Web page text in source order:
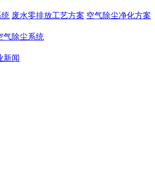
统 废水零排放工艺方案 空气除尘净化方案
气除尘系统
新闻